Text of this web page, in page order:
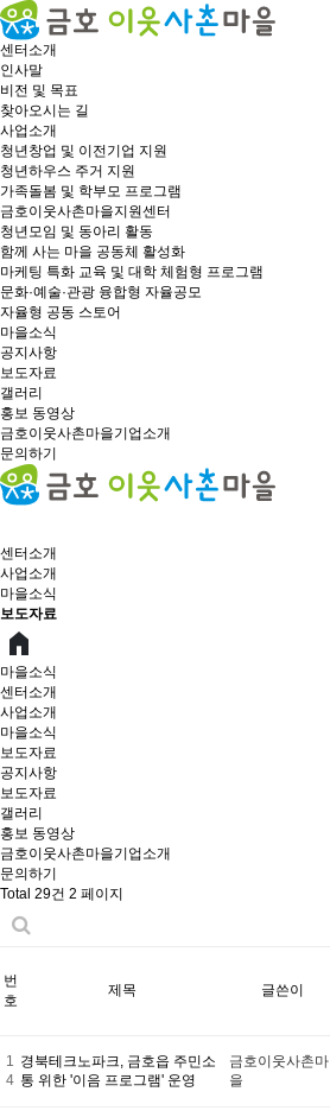
센터소개
인사말
비전 및 목표
찾아오시는 길
사업소개
청년창업 및 이전기업 지원
청년하우스 주거 지원
가족돌봄 및 학부모 프로그램
금호이웃사촌마을지원센터
청년모임 및 동아리 활동
함께 사는 마을 공동체 활성화
마케팅 특화 교육 및 대학 체험형 프로그램
문화·예술·관광 융합형 자율공모
자율형 공동 스토어
마을소식
공지사항
보도자료
갤러리
홍보 동영상
금호이웃사촌마을기업소개
문의하기
센터소개
사업소개
마을소식
보도자료
마을소식
센터소개
사업소개
마을소식
보도자료
공지사항
보도자료
갤러리
홍보 동영상
금호이웃사촌마을기업소개
문의하기
Total 29건 2 페이지
번
호
제목 글쓴이
1
4
경북테크노파크, 금호읍 주민소
통 위한 '이음 프로그램' 운영
금호이웃사촌마
을